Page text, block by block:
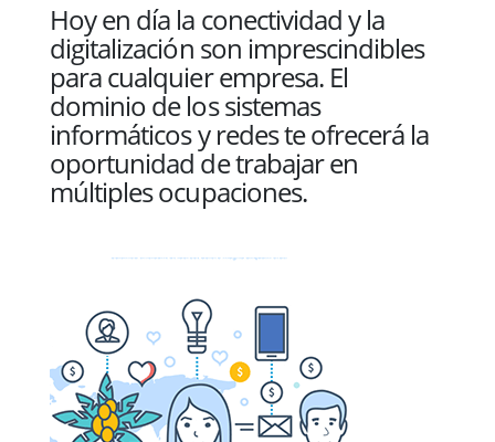
Hoy en día la conectividad y la
digitalización son imprescindibles
para cualquier empresa. El
dominio de los sistemas
informáticos y redes te ofrecerá la
oportunidad de trabajar en
múltiples ocupaciones.